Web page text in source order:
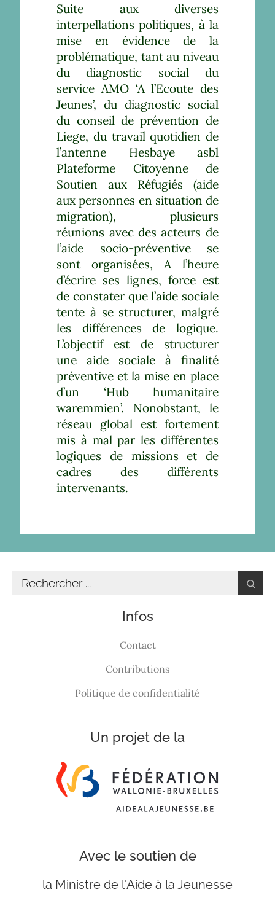
Suite aux diverses
interpellations politiques, à la
mise en évidence de la
problématique, tant au niveau
du diagnostic social du
service AMO ‘A l’Ecoute des
Jeunes’, du diagnostic social
du conseil de prévention de
Liege, du travail quotidien de
l’antenne Hesbaye asbl
Plateforme Citoyenne de
Soutien aux Réfugiés (aide
aux personnes en situation de
migration), plusieurs
réunions avec des acteurs de
l’aide socio-préventive se
sont organisées, A l’heure
d’écrire ses lignes, force est
de constater que l’aide sociale
tente à se structurer, malgré
les différences de logique.
L’objectif est de structurer
une aide sociale à finalité
préventive et la mise en place
d’un ‘Hub humanitaire
waremmien’. Nonobstant, le
réseau global est fortement
mis à mal par les différentes
logiques de missions et de
cadres des différents
intervenants.
Infos
Contact
Contributions
Politique de confidentialité
Un projet de la
Avec le soutien de
la Ministre de l'Aide à la Jeunesse